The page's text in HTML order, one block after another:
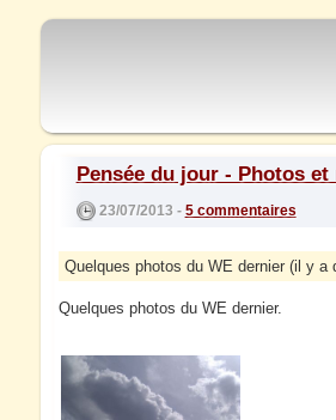
Pensée du jour - Photos et
23/07/2013 - 5 commentaires
Quelques photos du WE dernier (il y
Quelques photos du WE dernier.